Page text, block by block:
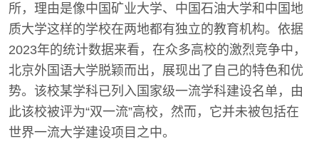
所，理由是像中国矿业大学、中国石油大学和中国地
质大学这样的学校在两地都有独立的教育机构。依据
2023年的统计数据来看，在众多高校的激烈竞争中，
北京外国语大学脱颖而出，展现出了自己的特色和优
势。该校某学科已列入国家级一流学科建设名单，由
此该校被评为“双一流”高校，然而，它并未被包括在
世界一流大学建设项目之中。